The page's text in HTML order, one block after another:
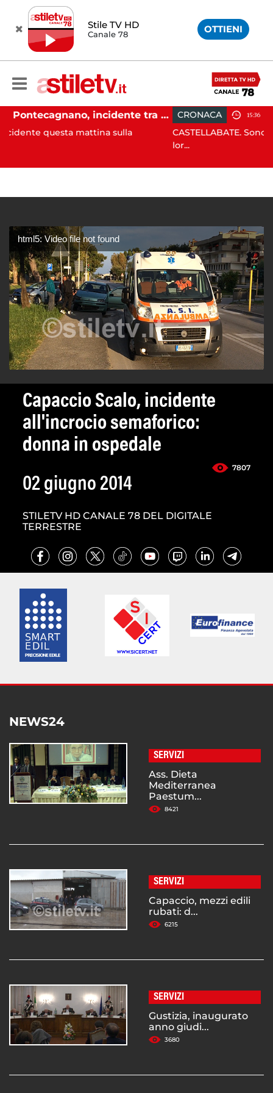
Stile TV HD
Canale 78 OTTIENI
Pontecagnano, incidente tra due auto: 4 feriti
mattina sulla
CRONACA 15:36
CASTELLABATE. Sono rimasti
html5: Video file not found
Capaccio Scalo, incidente
all'incrocio semaforico:
donna in ospedale
7807
02 giugno 2014
STILETV HD CANALE 78 DEL DIGITALE
TERRESTRE
NEWS24
SERVIZI
Ass. Dieta
Mediterranea
Paestum...
8421
SERVIZI
Capaccio, mezzi edili
rubati: d...
6215
SERVIZI
Gustizia, inaugurato
anno giudi...
3680